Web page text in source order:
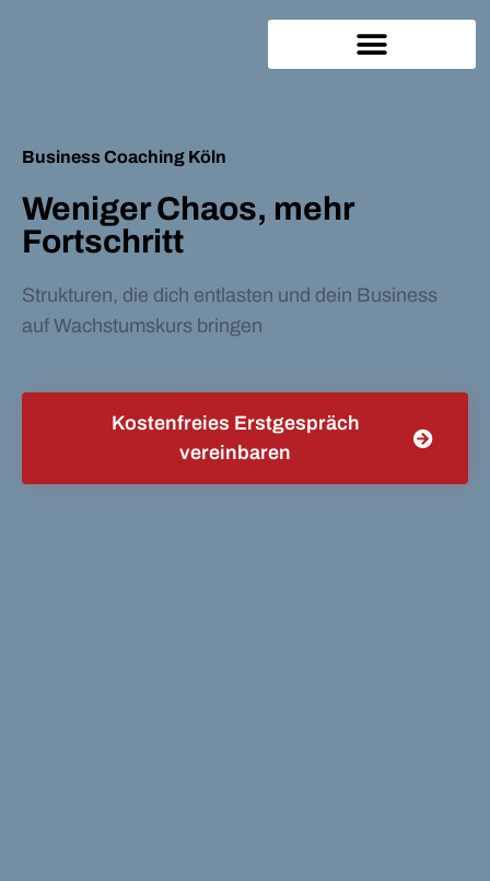
Business Coaching Köln
Weniger Chaos, mehr
Fortschritt
Strukturen, die dich entlasten und dein Business
auf Wachstumskurs bringen
Kostenfreies Erstgespräch
vereinbaren